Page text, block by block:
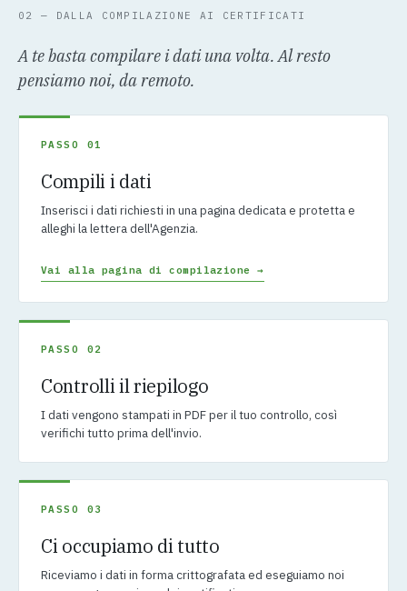
02 — DALLA COMPILAZIONE AI CERTIFICATI
A te basta compilare i dati una volta. Al resto
pensiamo noi, da remoto.
PASSO 01
Compili i dati
Inserisci i dati richiesti in una pagina dedicata e protetta e
alleghi la lettera dell'Agenzia.
Vai alla pagina di compilazione →
PASSO 02
Controlli il riepilogo
I dati vengono stampati in PDF per il tuo controllo, così
verifichi tutto prima dell'invio.
PASSO 03
Ci occupiamo di tutto
Riceviamo i dati in forma crittografata ed eseguiamo noi